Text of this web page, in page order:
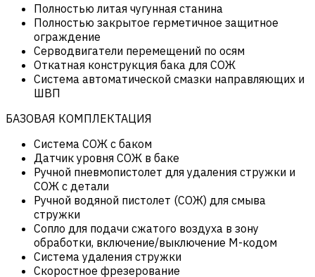
Полностью литая чугунная станина
Полностью закрытое герметичное защитное
ограждение
Серводвигатели перемещений по осям
Откатная конструкция бака для СОЖ
Система автоматической смазки направляющих и
ШВП
БАЗОВАЯ КОМПЛЕКТАЦИЯ
Система СОЖ с баком
Датчик уровня СОЖ в баке
Ручной пневмопистолет для удаления стружки и
СОЖ с детали
Ручной водяной пистолет (СОЖ) для смыва
стружки
Сопло для подачи сжатого воздуха в зону
обработки, включение/выключение М-кодом
Система удаления стружки
Скоростное фрезерование